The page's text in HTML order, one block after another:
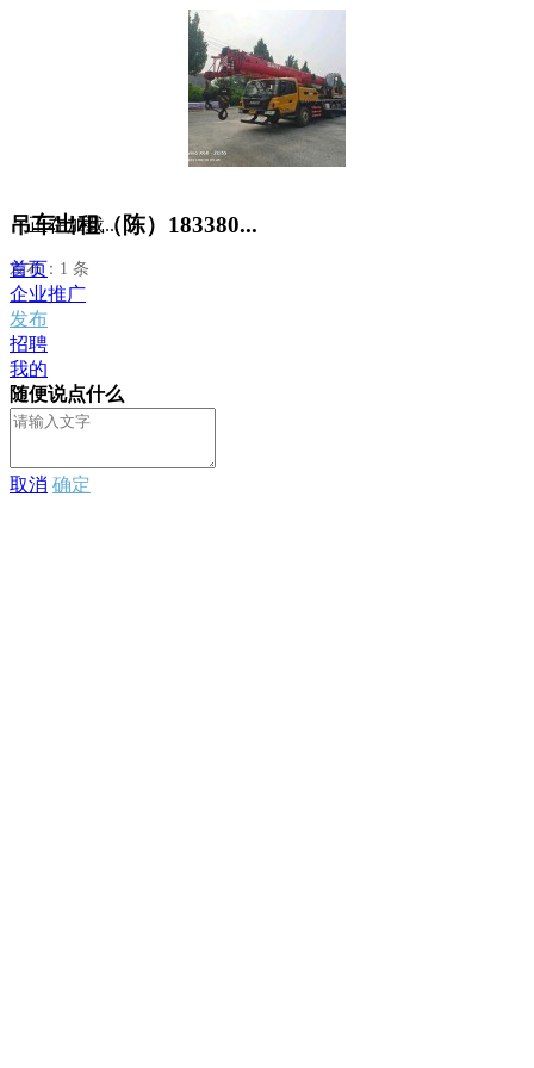
吊车出租（陈）183380...
发布：1 条
正在加载...
首页
企业推广
发布
招聘
我的
随便说点什么
取消 确定